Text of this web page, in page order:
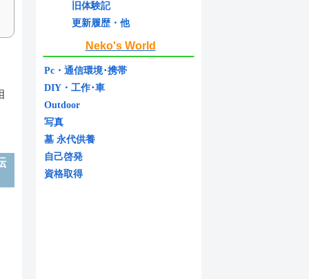
旧体験記
更新履歴・他
Neko's World
Pc・通信環境･携帯
DIY・工作･車
Outdoor
写真
墓 永代供養
自己啓発
資格取得